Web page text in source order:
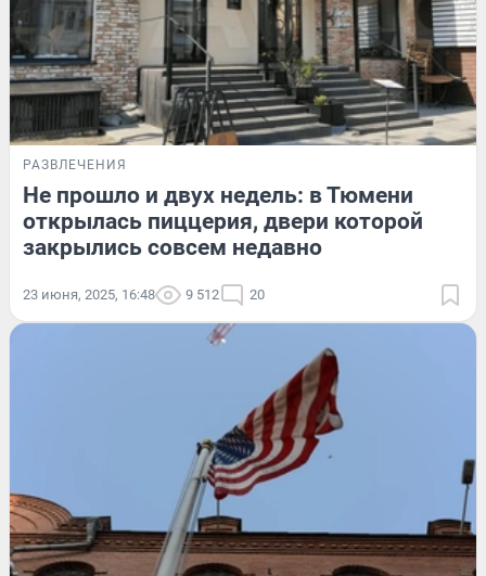
РАЗВЛЕЧЕНИЯ
Не прошло и двух недель: в Тюмени
открылась пиццерия, двери которой
закрылись совсем недавно
23 июня, 2025, 16:48 9 512 20